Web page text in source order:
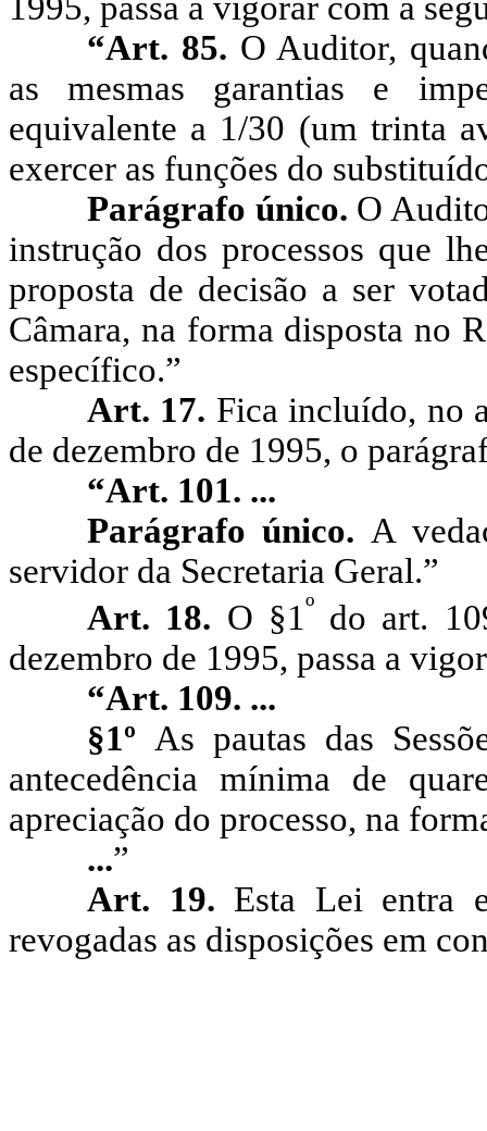
“Art. 85. O Auditor,
as mesmas garantias e
equivalente a 1/30 (um trinta
exercer as funções do
Parágrafo único. O
instrução dos processos que
proposta de decisão a ser
Câmara, na forma disposta no
específico.”
Art. 17. Fica incluído, no
de dezembro de 1995, o
“Art. 101. ...
Parágrafo único. A
servidor da Secretaria Geral.”
Art. 18. O §1ºdo art.
dezembro de 1995, passa a
“Art. 109. ...
§1º As pautas das
antecedência mínima de
apreciação do processo, na
...”
Art. 19. Esta Lei entra
revogadas as disposições em